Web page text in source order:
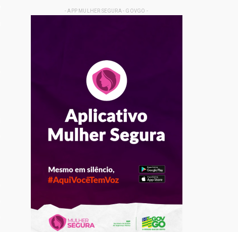
- APP MULHER SEGURA - GOVGO -